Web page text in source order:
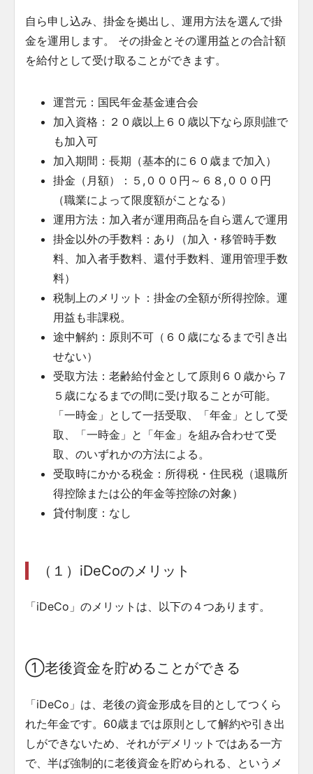
自ら申し込み、掛金を拠出し、運用方法を選んで掛
金を運用します。 その掛金とその運用益との合計額
を給付として受け取ることができます。
運営元：国民年金基金連合会
加入資格：２０歳以上６０歳以下なら原則誰で
も加入可
加入期間：長期（基本的に６０歳まで加入）
掛金（月額）：５,０００円～６８,０００円
（職業によって限度額がことなる）
運用方法：加入者が運用商品を自ら選んで運用
掛金以外の手数料：あり（加入・移管時手数
料、加入者手数料、還付手数料、運用管理手数
料）
税制上のメリット：掛金の全額が所得控除。運
用益も非課税。
途中解約：原則不可（６０歳になるまで引き出
せない）
受取方法：老齢給付金として原則６０歳から７
５歳になるまでの間に受け取ることが可能。
「一時金」として一括受取、「年金」として受
取、「一時金」と「年金」を組み合わせて受
取、のいずれかの方法による。
受取時にかかる税金：所得税・住民税（退職所
得控除または公的年金等控除の対象）
貸付制度：なし
（１）iDeCoのメリット
「iDeCo」のメリットは、以下の４つあります。
①老後資金を貯めることができる
「iDeCo」は、老後の資金形成を目的としてつくら
れた年金です。60歳までは原則として解約や引き出
しができないため、それがデメリットではある一方
で、半ば強制的に老後資金を貯められる、というメ